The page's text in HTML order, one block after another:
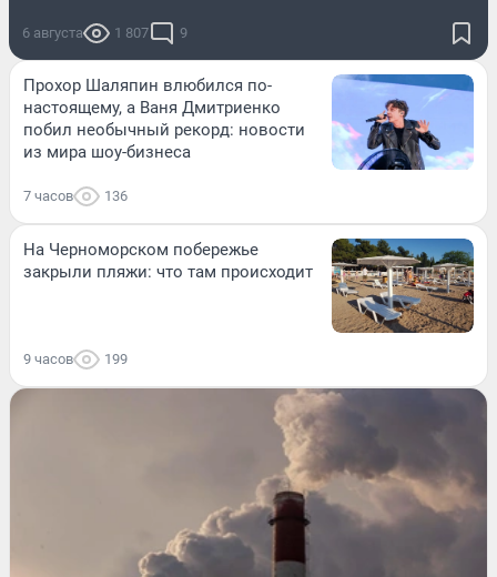
6 августа 1 807 9
Прохор Шаляпин влюбился по-
настоящему, а Ваня Дмитриенко
побил необычный рекорд: новости
из мира шоу-бизнеса
7 часов 136
На Черноморском побережье
закрыли пляжи: что там происходит
9 часов 199